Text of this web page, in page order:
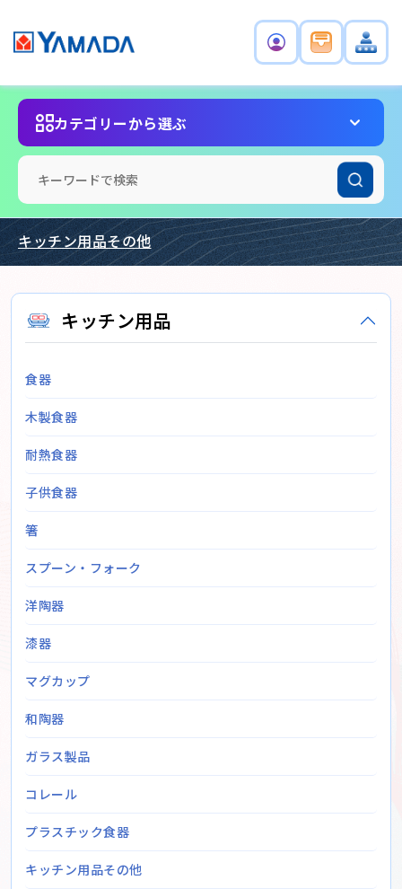
カテゴリーから選ぶ
キッチン用品その他
キッチン用品
食器
木製食器
耐熱食器
子供食器
箸
スプーン・フォーク
洋陶器
漆器
マグカップ
和陶器
ガラス製品
コレール
プラスチック食器
キッチン用品その他